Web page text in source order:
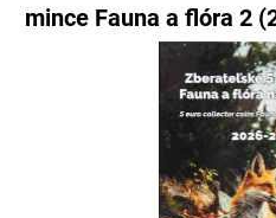
mince Fauna a flóra 2